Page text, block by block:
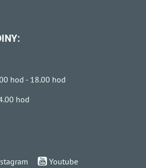
hod - 18.00 hod
hod
Youtube